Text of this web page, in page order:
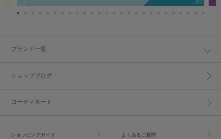
ブランド一覧
ショップブログ
コーディネート
ショッピングガイド よくあるご質問